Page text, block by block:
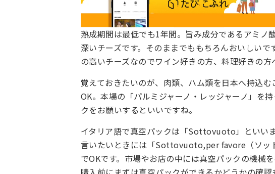
熟成期間は最低でも1年間。旨み成分であるアミノ
深いチーズです。そのままでももちろんおいしい
の高いチーズなのでワイン好きの方、料理好きの方
覚えておきたいのが、肉類、ハム類を日本へ持込
OK。本場の「パルミジャーノ・レッジャーノ」を
クをお願いするといいですね。
イタリア語で真空パックは「Sottovuoto」といい
言いたいときには「Sottovuoto,per favore（ソッ
でOKです。市場やお店の中には真空パックの機械